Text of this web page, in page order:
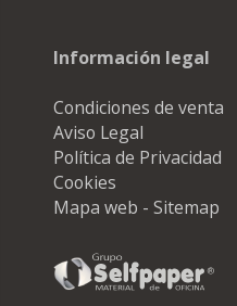
Información legal
Condiciones de venta
Aviso Legal
Política de Privacidad
Cookies
Mapa web - Sitemap